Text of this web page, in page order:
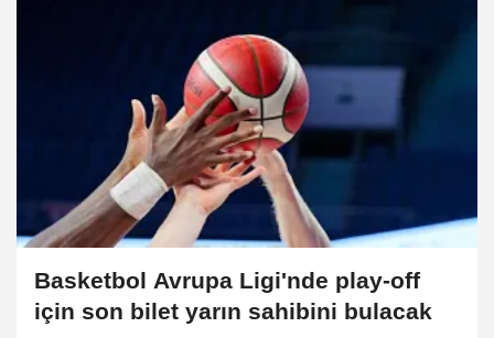
Basketbol Avrupa Ligi'nde play-off
için son bilet yarın sahibini bulacak